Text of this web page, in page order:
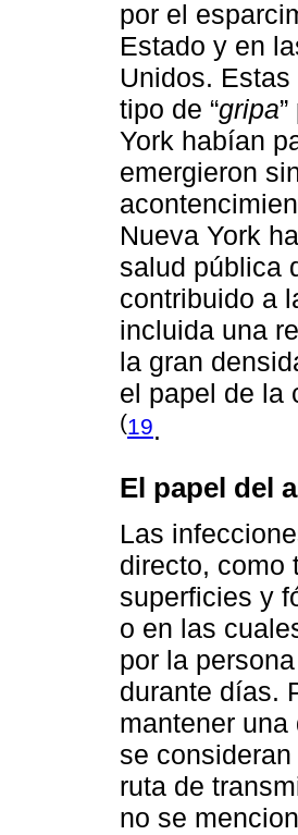
por el
Estado y en
Unidos.
tipo de “gripa
York habían
emergieron
Nueva York
salud pública
contribuido a
incluida una
la gran
el papel de la
(19.
El papel del
Las
directo, como
superficies y
o en las
por la
durante días.
mantener
se
ruta de
no se